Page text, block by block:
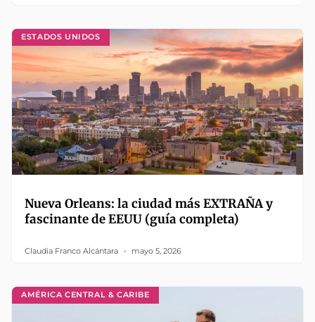
ESTADOS UNIDOS
Nueva Orleans: la ciudad más EXTRAÑA y
fascinante de EEUU (guía completa)
Claudia Franco Alcántara mayo 5, 2026
AMÉRICA CENTRAL & CARIBE